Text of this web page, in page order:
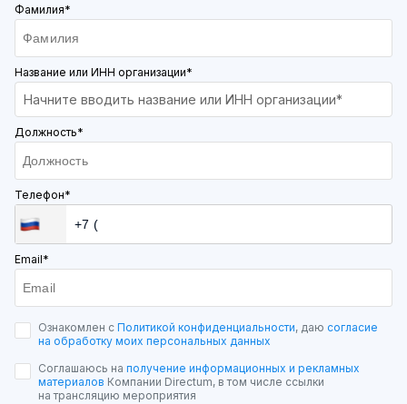
Фамилия*
Название или ИНН организации*
Начните вводить название или ИНН организации*
Должность*
Телефон*
Email*
Ознакомлен с Политикой конфиденциальности, даю согласие
на обработку моих персональных данных
Соглашаюсь на получение информационных и рекламных
материалов Компании Directum, в том числе ссылки
на трансляцию мероприятия